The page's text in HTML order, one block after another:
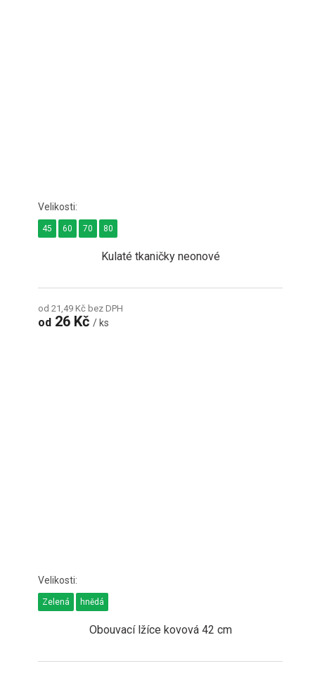
Kulaté tkaničky neonové
od 21,49 Kč bez DPH
od 26 Kč/ ks
45 60 70 80
Obouvací lžíce kovová 42 cm
Zelená hnědá